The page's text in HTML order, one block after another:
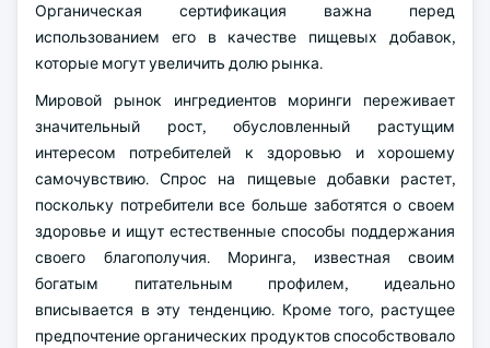
Органическая сертификация важна перед
использованием его в качестве пищевых добавок,
которые могут увеличить долю рынка.
Мировой рынок ингредиентов моринги переживает
значительный рост, обусловленный растущим
интересом потребителей к здоровью и хорошему
самочувствию. Спрос на пищевые добавки растет,
поскольку потребители все больше заботятся о своем
здоровье и ищут естественные способы поддержания
своего благополучия. Моринга, известная своим
богатым питательным профилем, идеально
вписывается в эту тенденцию. Кроме того, растущее
предпочтение органических продуктов способствовало